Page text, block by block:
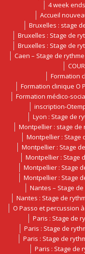
4 week
Accueil
Bruxelles : stage
Bruxelles : Stage de
Bruxelles : Stage de
Caen – Stage de
Formation
Formation clinique O
Formation médico-
inscription-
Lyon : Stage de
Montpellier : stage de
Montpellier : Stage
Montpellier : Stage
Montpellier : Stage
Montpellier : Stage
Montpellier : Stage
Nantes – Stage de
Nantes : Stage de
O Passo et percussion
Paris : Stage de
Paris : Stage de
Paris : Stage de
Paris : Stage de